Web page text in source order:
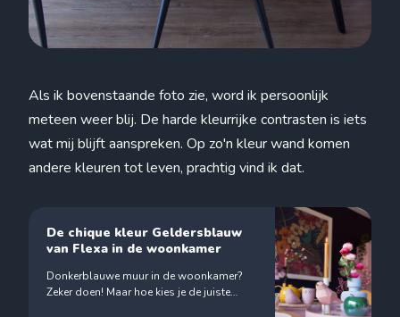
Als ik bovenstaande foto zie, word ik persoonlijk
meteen weer blij. De harde kleurrijke contrasten is iets
wat mij blijft aanspreken. Op zo'n kleur wand komen
andere kleuren tot leven, prachtig vind ik dat.
De chique kleur Geldersblauw
van Flexa in de woonkamer
Donkerblauwe muur in de woonkamer?
Zeker doen! Maar hoe kies je de juiste